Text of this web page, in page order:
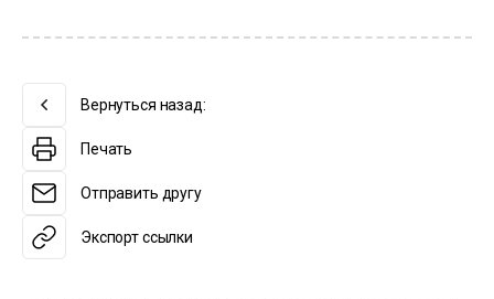
Вернуться назад:
Печать
Отправить другу
Экспорт ссылки